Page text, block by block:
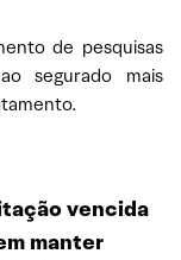
de pesquisas
segurado mais
vencida
manter